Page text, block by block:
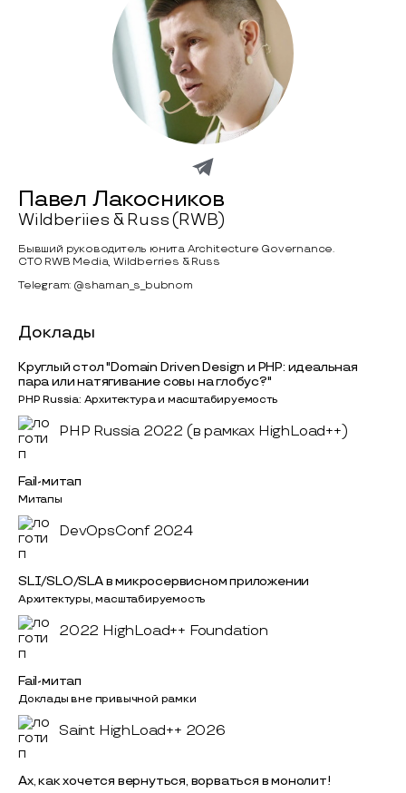
Павел Лакосников
Wildberiies & Russ (RWB)
Бывший руководитель юнита Architecture Governance.
CTO RWB Media, Wildberries & Russ
Telegram: @shaman_s_bubnom
Доклады
Круглый стол "Domain Driven Design и PHP: идеальная
пара или натягивание совы на глобус?"
PHP Russia: Архитектура и масштабируемость
PHP Russia 2022 (в рамках HighLoad++)
Fail-митап
Митапы
DevOpsConf 2024
SLI/SLO/SLA в микросервисном приложении
Архитектуры, масштабируемость
2022 HighLoad++ Foundation
Fail-митап
Доклады вне привычной рамки
Saint HighLoad++ 2026
Ах, как хочется вернуться, ворваться в монолит!